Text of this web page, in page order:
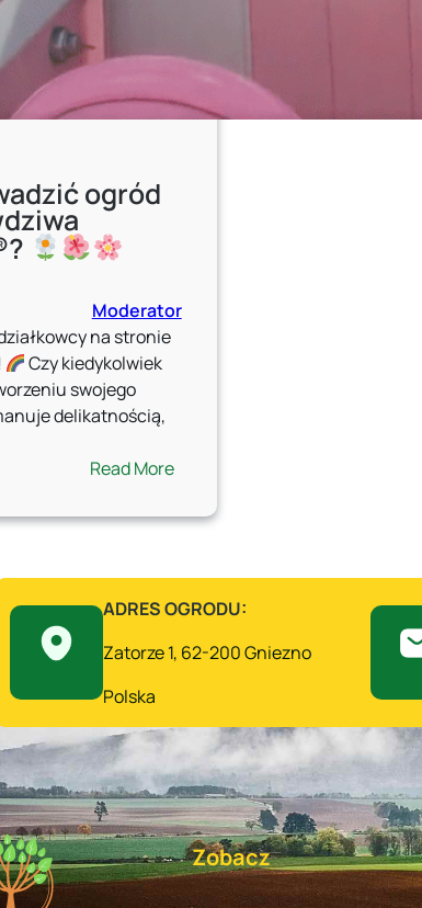
ogród
Moderator
na stronie
Czy kiedykolwiek
swojego
delikatnością,
Read More:
prowadzić
jak
prawdziwa
ADRES OGRODU:
Zatorze 1, 62-200 Gniezno
Polska
Zobacz